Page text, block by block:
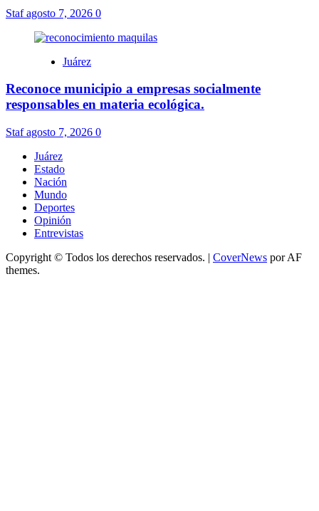
Stafagosto 7, 2026 0
Juárez
Reconoce municipio a empresas socialmente
responsables en materia ecológica.
Stafagosto 7, 2026 0
Juárez
Estado
Nación
Mundo
Deportes
Opinión
Entrevistas
Copyright © Todos los derechos reservados. | CoverNews por AF
themes.